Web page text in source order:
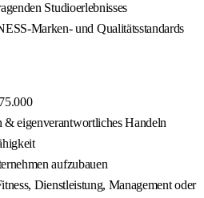
Studioerlebnisses
Marken- und Qualitätsstandards
& eigenverantwortliches Handeln
aufzubauen
Dienstleistung, Management oder